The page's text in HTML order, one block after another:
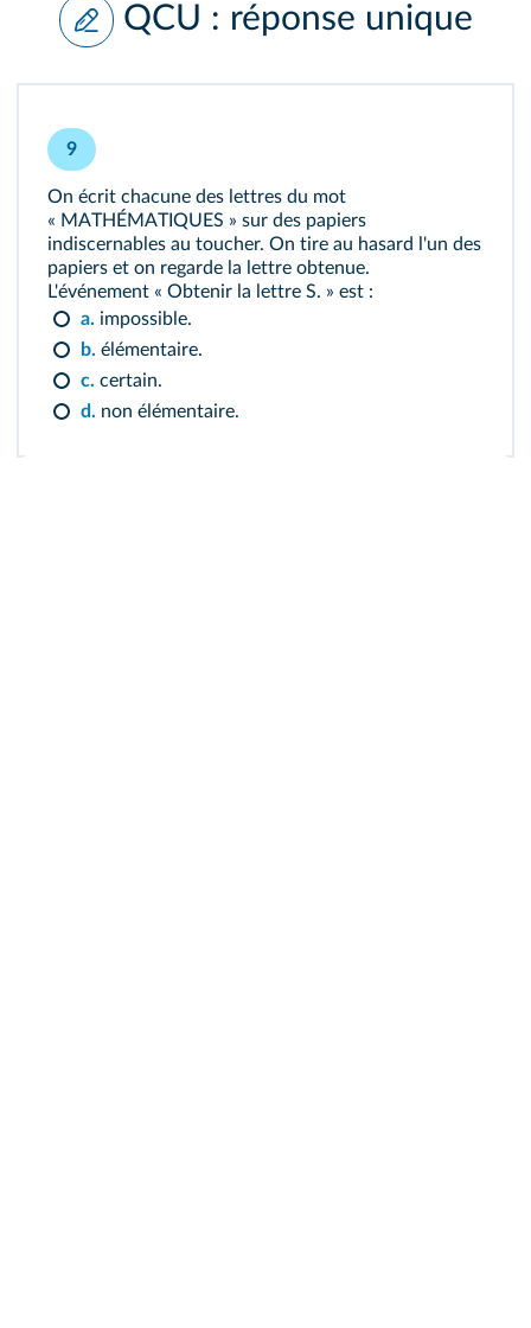
QCU : réponse unique
9
On écrit chacune des lettres du mot
« MATHÉMATIQUES » sur des papiers
indiscernables au toucher. On tire au hasard l'un des
papiers et on regarde la lettre obtenue.
L'événement « Obtenir la lettre S. » est :
a. impossible.
b. élémentaire.
c. certain.
d. non élémentaire.